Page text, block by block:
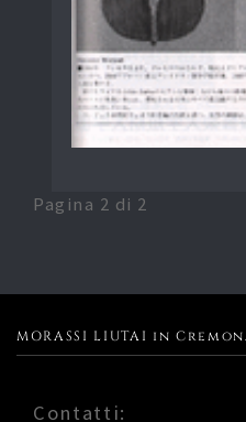
Pagina 2 di 2
MORASSI LIUTAI in
Contatti: